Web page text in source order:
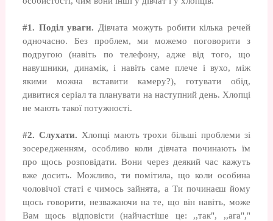
#1. Поділ уваги. Дівчата можуть робити кілька речей
одночасно. Без проблем, ми можемо поговорити з
подругою (навіть по телефону, адже від того, що
навушники, динамік, і навіть саме плече і вухо, між
якими можна вставити камеру?), готувати обід,
дивитися серіал та планувати на наступний день. Хлопці
не мають такої потужності.
#2. Слухати. Хлопці мають трохи більші проблеми зі
зосередженням, особливо коли дівчата починають їм
про щось розповідати. Вони через деякий час кажуть
вже досить. Можливо, ти помітила, що коли особина
чоловічої статі є чимось зайнята, а Ти починаєш йому
щось говорити, незважаючи на те, що він навіть, може
Вам щось відповісти (найчастіше це: ,,так", ,,ага","